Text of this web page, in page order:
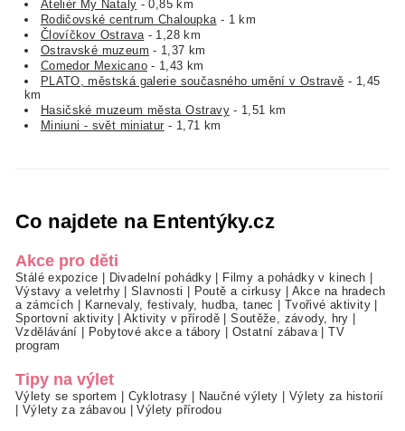
Ateliér My Nataly - 0,85 km
Rodičovské centrum Chaloupka- 1 km
Človíčkov Ostrava- 1,28 km
Ostravské muzeum - 1,37 km
Comedor Mexicano- 1,43 km
PLATO, městská galerie současného umění v Ostravě - 1,45
km
Hasičské muzeum města Ostravy- 1,51 km
Miniuni - svět miniatur - 1,71 km
Co najdete na Ententýky.cz
Akce pro děti
Stálé expozice | Divadelní pohádky | Filmy a pohádky v kinech |
Výstavy a veletrhy|Slavnosti | Poutě a cirkusy | Akce na hradech
a zámcích | Karnevaly, festivaly, hudba, tanec | Tvořivé aktivity |
Sportovní aktivity|Aktivity v přírodě |Soutěže, závody, hry |
Vzdělávání | Pobytové akce a tábory | Ostatní zábava |TV
program
Tipy na výlet
Výlety se sportem | Cyklotrasy | Naučné výlety | Výlety za historií
| Výlety za zábavou |Výlety přírodou